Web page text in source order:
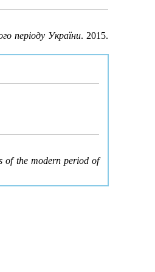
періоду України. 2015.
of the modern period of